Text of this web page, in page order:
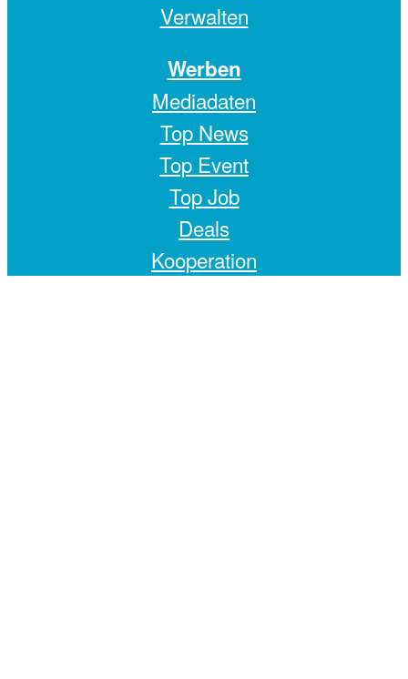
Verwalten
Werben
Mediadaten
Top News
Top Event
Top Job
Deals
Kooperation